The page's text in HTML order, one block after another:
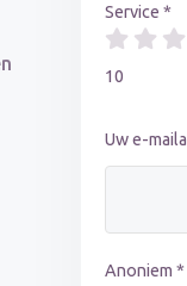
Service *
10
Uw e-
Anoniem *